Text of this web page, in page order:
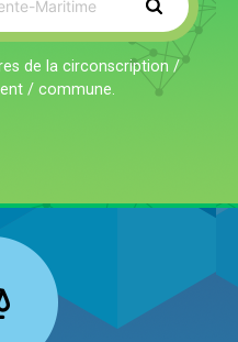
de la circonscription /
/ commune.